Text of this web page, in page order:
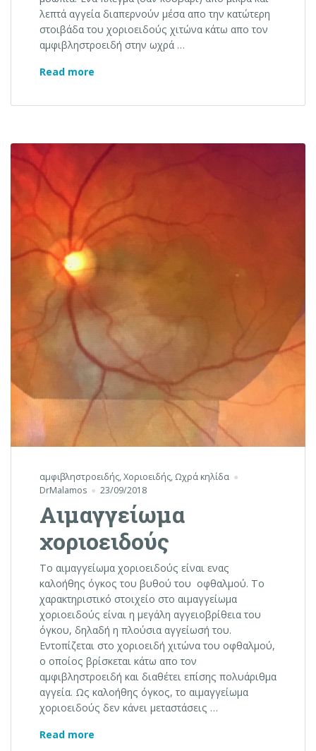
λεπτά αγγεία διαπερνούν μέσα απο την κατώτερη
στοιβάδα του χοριοειδούς χιτώνα κάτω απο τον
αμφιβληστροειδή στην ωχρά …
Read more
αμφιβληστροειδής,Χοριοειδής,Ωχρά κηλίδα
DrMalamos
23/09/2018
Αιμαγγείωμα
χοριοειδούς
Το αιμαγγείωμα χοριοειδούς είναι ενας
καλοήθης όγκος του βυθού του οφθαλμού. Το
χαρακτηριστικό στοιχείο στο αιμαγγείωμα
χοριοειδούς είναι η μεγάλη αγγειοβρίθεια του
όγκου, δηλαδή η πλούσια αγγείωσή του.
Εντοπίζεται στο χοριοειδή χιτώνα του οφθαλμού,
ο οποίος βρίσκεται κάτω απο τον
αμφιβληστροειδή και διαθέτει επίσης πολυάριθμα
αγγεία. Ως καλοήθης όγκος, το αιμαγγείωμα
χοριοειδούς δεν κάνει μεταστάσεις …
Read more